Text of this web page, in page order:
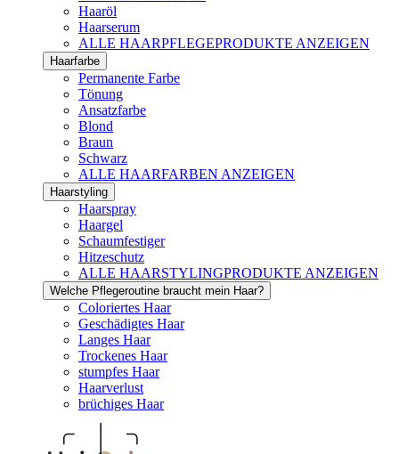
Haaröl
Haarserum
ALLE HAARPFLEGEPRODUKTE ANZEIGEN
Haarfarbe
Permanente Farbe
Tönung
Ansatzfarbe
Blond
Braun
Schwarz
ALLE HAARFARBEN ANZEIGEN
Haarstyling
Haarspray
Haargel
Schaumfestiger
Hitzeschutz
ALLE HAARSTYLINGPRODUKTE ANZEIGEN
Welche Pflegeroutine braucht mein Haar?
Coloriertes Haar
Geschädigtes Haar
Langes Haar
Trockenes Haar
stumpfes Haar
Haarverlust
brüchiges Haar